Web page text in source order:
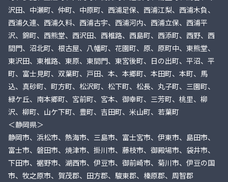
沢田、中瀬町、仲町、中原町、西浦足保、西浦江梨、西浦木負、
西浦久連、西浦久料、西浦古宇、西浦河内、西浦立保、西浦平
沢、錦町、西熊堂、西沢田、西椎路、西島町、西添町、西野、西
間門、沼北町、根古屋、八幡町、花園町、原、原町中、東熊堂、
東沢田、東椎路、東原、東間門、東宮後町、日の出町、平沼、平
町、富士見町、双葉町、戸田、本、本郷町、本田町、本町、馬
込、真砂町、町方町、松沢町、松下町、松長、丸子町、三園町、
緑ケ丘、南本郷町、宮前町、宮本、御幸町、三芳町、桃里、柳
沢、柳町、山ケ下町、豊町、吉田町、米山町、若葉町
＜静岡県＞
静岡市、浜松市、熱海市、三島市、富士宮市、伊東市、島田市、
富士市、磐田市、焼津市、掛川市、藤枝市、御殿場市、袋井市、
下田市、裾野市、湖西市、伊豆市、御前崎市、菊川市、伊豆の国
市、牧之原市、賀茂郡、田方郡、駿東郡、榛原郡、周智郡